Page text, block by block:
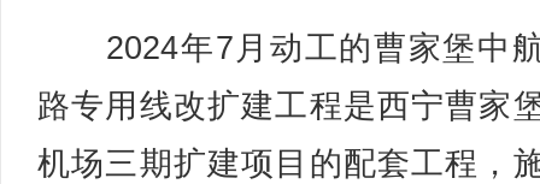
2024年7月动工的曹家堡中
路专用线改扩建工程是西宁曹家
机场三期扩建项目的配套工程，